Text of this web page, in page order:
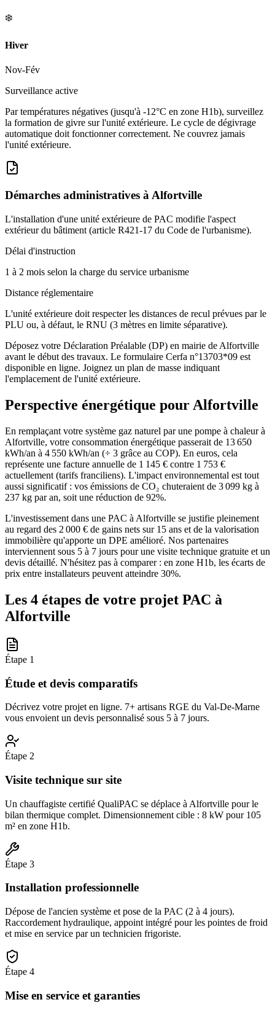
❄️
Hiver
Nov-Fév
Surveillance active
Par températures négatives (jusqu'à -12°C en zone H1b), surveillez
la formation de givre sur l'unité extérieure. Le cycle de dégivrage
automatique doit fonctionner correctement. Ne couvrez jamais
l'unité extérieure.
Démarches administratives àAlfortville
L'installation d'une unité extérieure de PAC modifie l'aspect
extérieur du bâtiment (article R421-17 du Code de l'urbanisme).
Délai d'instruction
1 à 2 mois selon la charge du service urbanisme
Distance réglementaire
L'unité extérieure doit respecter les distances de recul prévues par le
PLU ou, à défaut, le RNU (3 mètres en limite séparative).
Déposez votre Déclaration Préalable (DP) en mairie de Alfortville
avant le début des travaux. Le formulaire Cerfa n°13703*09 est
disponible en ligne. Joignez un plan de masse indiquant
l'emplacement de l'unité extérieure.
Perspective énergétique pour Alfortville
En remplaçant votre système gaz naturel par une pompe à chaleur à
Alfortville, votre consommation énergétique passerait de 13 650
kWh/an à 4 550 kWh/an (÷ 3 grâce au COP). En euros, cela
représente une facture annuelle de 1 145 € contre 1 753 €
actuellement (tarifs franciliens). L'impact environnemental est tout
aussi significatif : vos émissions de CO₂ chuteraient de 3 099 kg à
237 kg par an, soit une réduction de 92%.
L'investissement dans une PAC à Alfortville se justifie pleinement
au regard des 2 000 € de gains nets sur 15 ans et de la valorisation
immobilière qu'apporte un DPE amélioré. Nos partenaires
interviennent sous 5 à 7 jours pour une visite technique gratuite et un
devis détaillé. N'hésitez pas à comparer : en zone H1b, les écarts de
prix entre installateurs peuvent atteindre 30%.
Les 4 étapes de votre projet PAC à
Alfortville
Étape 1
Étude et devis comparatifs
Décrivez votre projet en ligne. 7+ artisans RGE du Val-De-Marne
vous envoient un devis personnalisé sous 5 à 7 jours.
Étape 2
Visite technique sur site
Un chauffagiste certifié QualiPAC se déplace à Alfortville pour le
bilan thermique complet. Dimensionnement cible : 8 kW pour 105
m² en zone H1b.
Étape 3
Installation professionnelle
Dépose de l'ancien système et pose de la PAC (2 à 4 jours).
Raccordement hydraulique, appoint intégré pour les pointes de froid
et mise en service par un technicien frigoriste.
Étape 4
Mise en service et garanties